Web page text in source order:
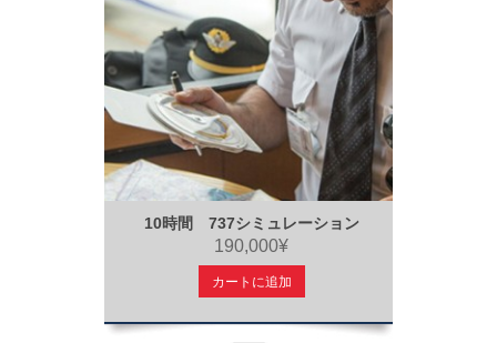
10時間 737シミュレーション
190,000¥
カートに追加